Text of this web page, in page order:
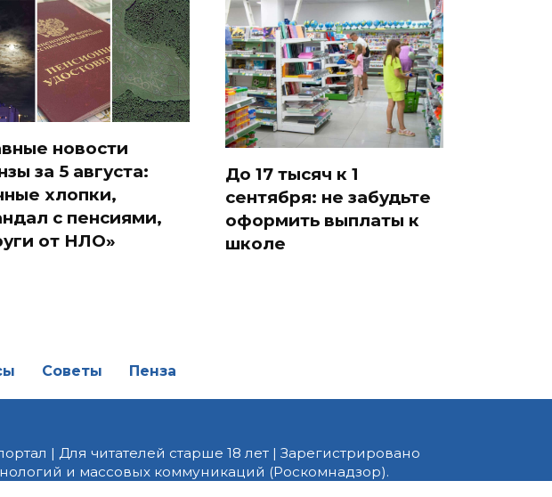
новости
за 5 августа:
хлопки,
с пенсиями,
от НЛО»
До 17 тысяч к 1
сентября: не забудьте
оформить выплаты к
школе
Советы Пенза
| Для читателей старше 18 лет | Зарегистрировано
и массовых коммуникаций (Роскомнадзор).